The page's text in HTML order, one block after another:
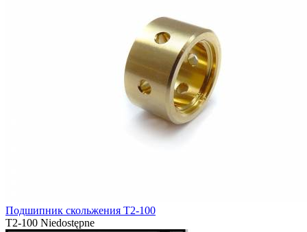
Подшипник скольжения T2-100
T2-100 Niedostępne